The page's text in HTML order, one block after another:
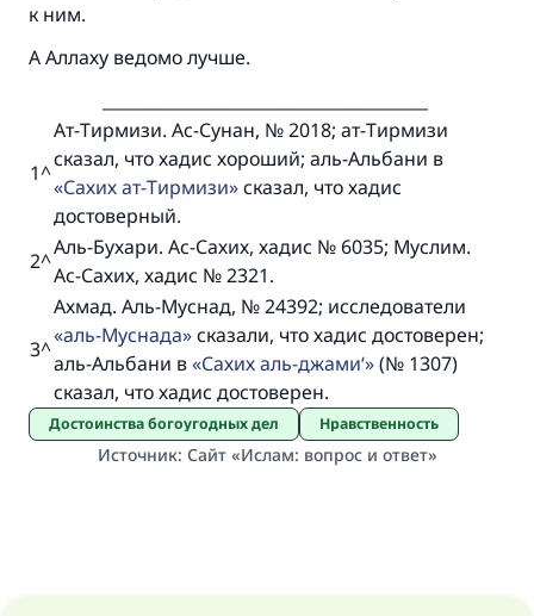
к ним.
А Аллаху ведомо лучше.
^
1
Ат-Тирмизи. Ас-Сунан, № 2018; ат-Тирмизи
сказал, что хадис хороший; аль-Альбани в
Сахих ат-Тирмизи сказал, что хадис
достоверный.
^
2
Аль-Бухари. Ас-Сахих, хадис № 6035; Муслим.
Ас-Сахих, хадис № 2321.
^
3
Ахмад. Аль-Муснад, № 24392; исследователи
аль-Муснада сказали, что хадис достоверен;
аль-Альбани в Сахих аль-джами‘ (№ 1307)
сказал, что хадис достоверен.
Достоинства богоугодных дел Нравственность
Источник: Сайт «Ислам: вопрос и ответ»